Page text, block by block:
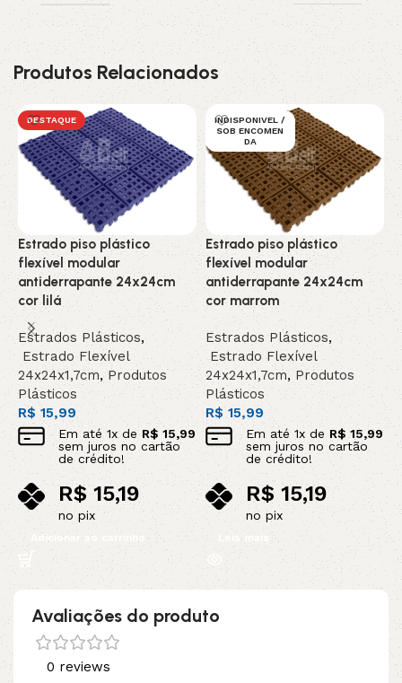
Produtos Relacionados
DESTAQUE
Estrado piso plástico
flexível modular
antiderrapante 24x24cm
cor lilá
Estrados Plásticos,
Estrado Flexível
24x24x1,7cm,Produtos
Plásticos
R$15,99
Em até 1x deR$ 15,99
sem juros no cartão
de crédito!
R$15,19
no pix
Adicionar ao carrinho
INDISPONIVEL /
SOB ENCOMEN
DA
Estrado piso plástico
flexível modular
antiderrapante 24x24cm
cor marrom
Estrados Plásticos,
Estrado Flexível
24x24x1,7cm, Produtos
Plásticos
R$15,99
Em até 1x de R$15,99
sem juros no cartão
de crédito!
R$ 15,19
no pix
Leia mais
Avaliações do produto
0 reviews